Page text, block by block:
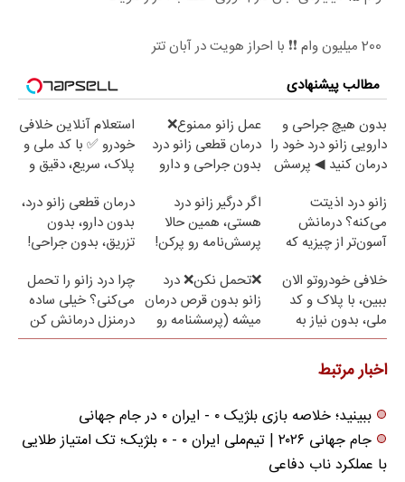
200 میلیون وام ❗❗ با احراز هویت در آبان تتر
مطالب پیشنهادی
بدون هیچ جراحی و
دارویی زانو درد خود را
درمان کنید ◀ پرسش
عمل زانو ممنوع❌
درمان قطعی زانو درد
بدون جراحی و دارو
استعلام آنلاین خلافی
خودرو ✅ با کد ملی و
پلاک، سریع، دقیق و
زانو درد اذیتت
می‌کنه؟ درمانش
آسون‌تر از چیزیه که
می‌کنی✅پرسشنامه
اگر درگیر زانو درد
هستی، همین حالا
پرسش‌نامه رو پرکن!
درمان قطعی زانو درد،
بدون دارو، بدون
تزریق، بدون جراحی!
خلافی خودروتو الان
ببین، با پلاک و کد
ملی، بدون نیاز به
مراجعه حضوری
❌تحمل نکن❌ درد
زانو بدون قرص درمان
میشه (پرسشنامه رو
پر کن)
چرا درد زانو را تحمل
می‌کنی؟ خیلی ساده
درمنزل درمانش کن
اخبار مرتبط
ببینید؛ خلاصه بازی بلژیک ۰ - ایران ۰ در جام جهانی
جام جهانی ۲۰۲۶ | تیم‌ملی ایران ۰ - ۰ بلژیک؛ تک امتیاز طلایی
با عملکرد ناب دفاعی